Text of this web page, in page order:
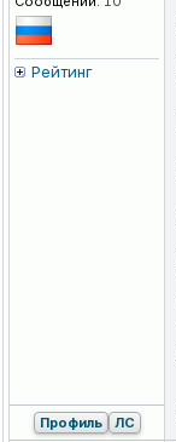
Рейтинг
Профиль ЛС